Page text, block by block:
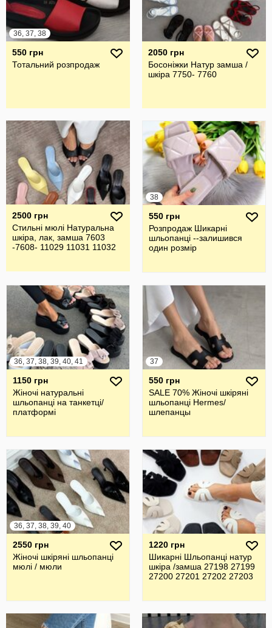
36, 37, 38
550 грн
Тотальний розпродаж
2050 грн
Босоніжки Натур замша /
шкіра 7750- 7760
2500 грн
Стильні мюлі Натуральна
шкіра, лак, замша 7603
-7608- 11029 11031 11032
38
550 грн
Розпродаж Шикарні
шльопанці --залишився
один розмір
36, 37, 38, 39, 40, 41
1150 грн
Жіночі натуральні
шльопанці на танкетці/
платформі
37
550 грн
SALE 70% Жіночі шкіряні
шльопанці Hermes/
шлепанцы
36, 37, 38, 39, 40
2550 грн
Жіночі шкіряні шльопанці
мюлі / мюли
1220 грн
Шикарні Шльопанці натур
шкіра /замша 27198 27199
27200 27201 27202 27203